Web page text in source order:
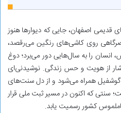
قدیمی اصفهان، جایی که دیوارها هنوز
روی کاشی‌های رنگین می‌رقصد،
انسان را به سال‌هایی دور می‌برد؛ دوغ
از هویت و حس زندگی. نوشیدنی‌ای
همراه می‌شود و از دل سنت‌های
سنتی که اکنون در مسیر ثبت ملی قرار
کشور رسمیت یابد.